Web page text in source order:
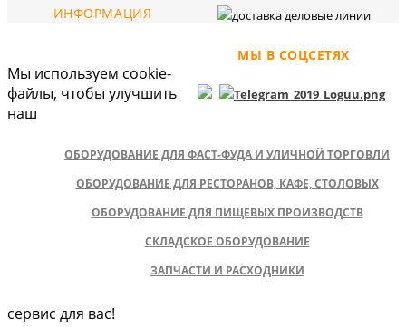
МЫ В СОЦСЕТЯХ
ОБОРУДОВАНИЕ ДЛЯ ФАСТ-ФУДА И УЛИЧНОЙ ТОРГОВЛИ
ОБОРУДОВАНИЕ ДЛЯ РЕСТОРАНОВ, КАФЕ, СТОЛОВЫХ
ОБОРУДОВАНИЕ ДЛЯ ПИЩЕВЫХ ПРОИЗВОДСТВ
СКЛАДСКОЕ ОБОРУДОВАНИЕ
ЗАПЧАСТИ И РАСХОДНИКИ
ИНФОРМАЦИЯ
Мы используем cookie-
файлы, чтобы улучшить
наш
сервис для вас!